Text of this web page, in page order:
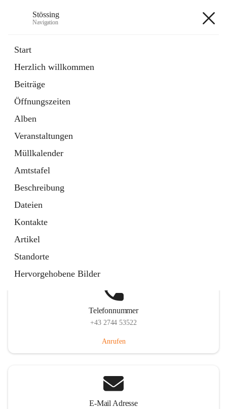
Stössing
Navigation
Start
Herzlich willkommen
Beiträge
Öffnungszeiten
Alben
Veranstaltungen
Müllkalender
Amtstafel
Beschreibung
Dateien
Kontakte
Artikel
Standorte
Hervorgehobene Bilder
Datei
in
Tab
Kindergarten
öffnet
in
neuem
Tab
Telefonnummer
+43 2744 53522
Anrufen
E-Mail Adresse